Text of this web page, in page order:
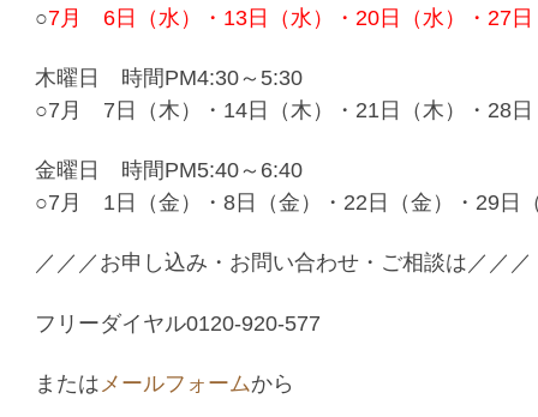
○7月 6日（水）・13日（水）・20日（水）・27日
木曜日 時間PM4:30～5:30
○7月 7日（木）・14日（木）・21日（木）・28日
金曜日 時間PM5:40～6:40
○7月 1日（金）・8日（金）・22日（金）・29日
／／／お申し込み・お問い合わせ・ご相談は／／／
フリーダイヤル0120-920-577
または メールフォームから